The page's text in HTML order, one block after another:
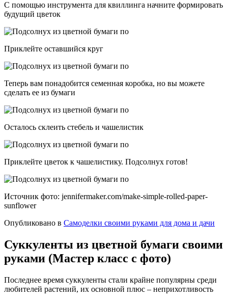
С помощью инструмента для квиллинга начните формировать
будущий цветок
Приклейте оставшийся круг
Теперь вам понадобится семенная коробка, но вы можете
сделать ее из бумаги
Осталось склеить стебель и чашелистик
Приклейте цветок к чашелистику. Подсолнух готов!
Источник фото: jennifermaker.com/make-simple-rolled-paper-
sunflower
Опубликовано в Самоделки своими руками для дома и дачи
Суккуленты из цветной бумаги своими
руками (Мастер класс с фото)
Последнее время суккуленты стали крайне популярны среди
любителей растений, их основной плюс – неприхотливость